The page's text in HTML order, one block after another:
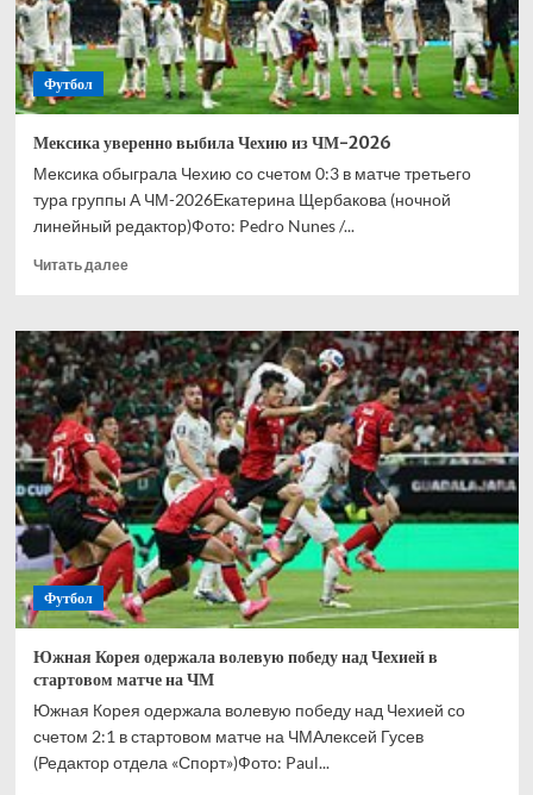
Футбол
Мексика уверенно выбила Чехию из ЧМ-2026
Мексика обыграла Чехию со счетом 0:3 в матче третьего
тура группы А ЧМ-2026Екатерина Щербакова (ночной
линейный редактор)Фото: Pedro Nunes /...
Читать далееПрочитать
Мексика
уверенно
выбила
Чехию
из
ЧМ-2026
Футбол
Южная Корея одержала волевую победу над Чехией в
стартовом матче на ЧМ
Южная Корея одержала волевую победу над Чехией со
счетом 2:1 в стартовом матче на ЧМАлексей Гусев
(Редактор отдела «Спорт»)Фото: Paul...